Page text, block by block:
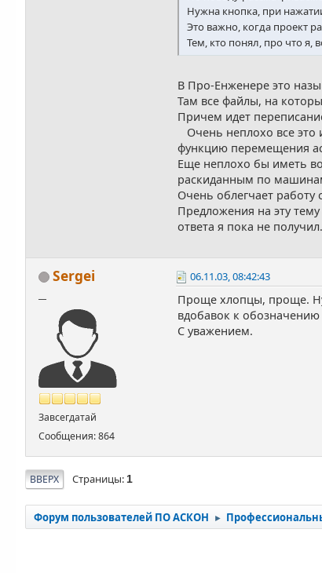
Нужна кнопка, при
Это важно, когда проект
Тем, кто понял, про что я,
В Про-Енженере это
Там все файлы, на
Причем идет
Очень неплохо все это
функцию перемещения
Еще неплохо бы иметь
раскиданным по
Очень облегчает
Предложения на эту
ответа я пока не получил.
Sergei
Завсегдатай
Сообщения: 864
06.11.03, 08:42:43
Проще хлопцы, проще.
вдобавок к
С уважением.
ВВЕРХ Страницы 1
Форум пользователей ПО АСКОН ►